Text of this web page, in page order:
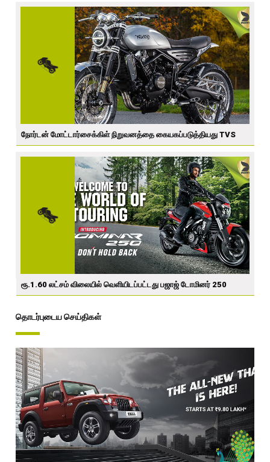
நோர்டன் மோட்டார்சைக்கிள் நிறுவனத்தை கையகப்படுத்தியது TVS
ரூ.1.60 லட்சம் விலையில் வெளியிடப்பட்டது பஜாஜ் டோமினர் 250
தொடர்புடைய செய்திகள்